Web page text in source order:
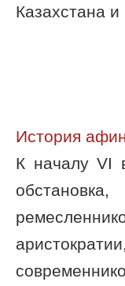
Казахстана
История
К началу VI